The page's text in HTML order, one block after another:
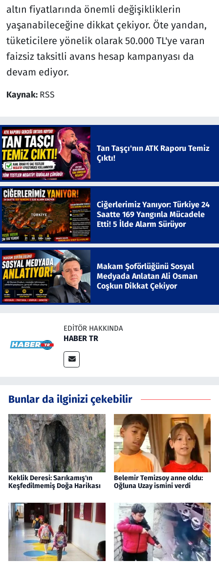
altın fiyatlarında önemli değişikliklerin
yaşanabileceğine dikkat çekiyor. Öte yandan,
tüketicilere yönelik olarak 50.000 TL'ye varan
faizsiz taksitli avans hesap kampanyası da
devam ediyor.
Kaynak: RSS
Tan Taşçı'nın ATK Raporu Temiz
Çıktı!
Ciğerlerimiz Yanıyor: Türkiye 24
Saatte 169 Yangınla Mücadele
Etti! 5 İlde Alarm Sürüyor
Makam Şoförlüğünü Sosyal
Medyada Anlatan Ali Osman
Coşkun Dikkat Çekiyor
EDITÖR HAKKINDA
HABER TR
Bunlar da ilginizi çekebilir
Keklik Deresi: Sarıkamış'ın
Keşfedilmemiş Doğa Harikası
Belemir Temizsoy anne oldu:
Oğluna Uzay ismini verdi